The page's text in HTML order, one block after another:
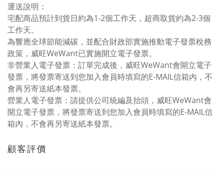
運送說明：
宅配商品預計到貨日約為1-2個工作天，超商取貨約為2-3個
工作天。
為響應全球節能減碳，並配合財政部實施推動電子發票稅務
政策，威旺WeWant已實施開立電子發票。
非營業人電子發票：訂單完成後，威旺WeWant會開立電子
發票，將發票寄送到您加入會員時填寫的E-MAIL信箱內，不
會再另寄送紙本發票。
營業人電子發票：請提供公司統編及抬頭，威旺WeWant會
開立電子發票，將發票寄送到您加入會員時填寫的E-MAIL信
箱內，不會再另寄送紙本發票。
顧客評價